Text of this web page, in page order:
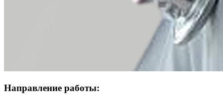
Направление работы: